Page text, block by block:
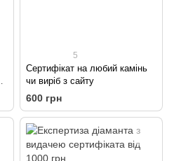
5
Сертифікат на любий камінь
чи виріб з сайту
600 грн